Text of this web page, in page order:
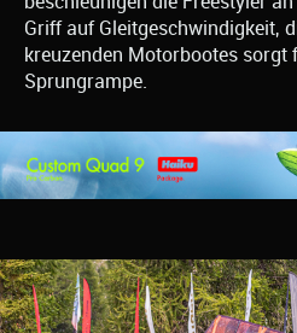
Griff auf Gleitgeschwindigkeit,
kreuzenden Motorbootes sorgt
Sprungrampe.